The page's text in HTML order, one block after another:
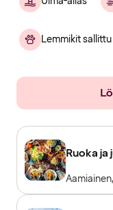
Lemmikit sallittu
Ruoka ja